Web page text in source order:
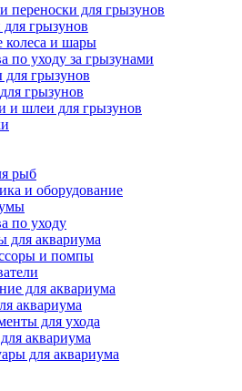
переноски для грызунов
грызунов
колеса и шары
по уходу за грызунами
для грызунов
грызунов
и шлеи для грызунов
рыб
и оборудование
по уходу
для аквариума
и помпы
для аквариума
аквариума
для ухода
аквариума
для аквариума